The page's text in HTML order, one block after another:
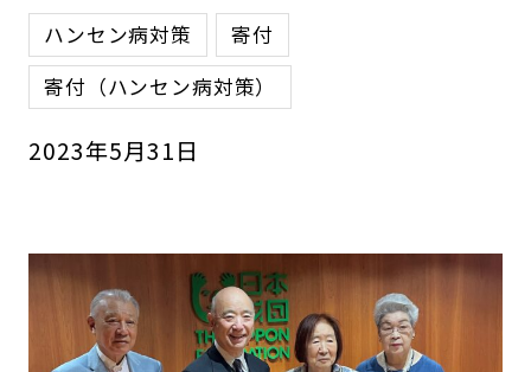
ハンセン病対策
寄付
寄付（ハンセン病対策）
2023年5月31日